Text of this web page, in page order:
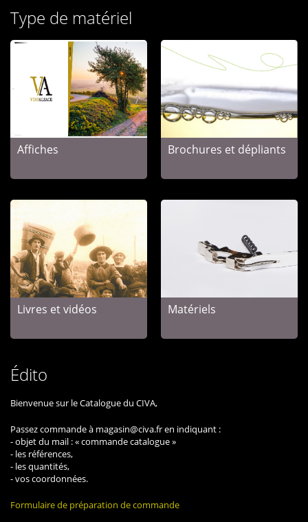
Type de matériel
Affiches Brochures et dépliants
Livres et vidéos Matériels
Édito
Bienvenue sur le Catalogue du CIVA,
Passez commande à magasin@civa.fr en indiquant :
- objet du mail : « commande catalogue »
- les références,
- les quantités,
- vos coordonnées.
Formulaire de préparation de commande